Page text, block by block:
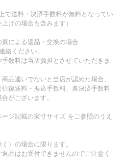
で送料・決済手数料が無料となってい
げの場合も含みます）
による返品・交換の場合
絡ください。
数料は当店負担とさせていただきま
品違いでないと当店が認めた場合、
復送料・振込手数料、各決済手数料
がございます。
ジ記載の実寸サイズ をご参照のうえ
）の場合に限ります。
品はお受付できませんのでご注意く